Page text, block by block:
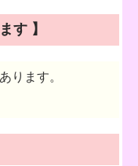
す 】
ります。